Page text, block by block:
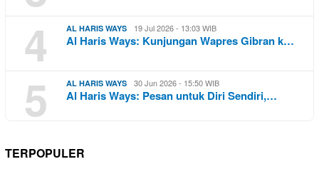
4 AL HARIS WAYS 19 Jul 2026 - 13:03 WIB
Al Haris Ways: Kunjungan Wapres Gibran k…
5 AL HARIS WAYS 30 Jun 2026 - 15:50 WIB
Al Haris Ways: Pesan untuk Diri Sendiri,…
TERPOPULER